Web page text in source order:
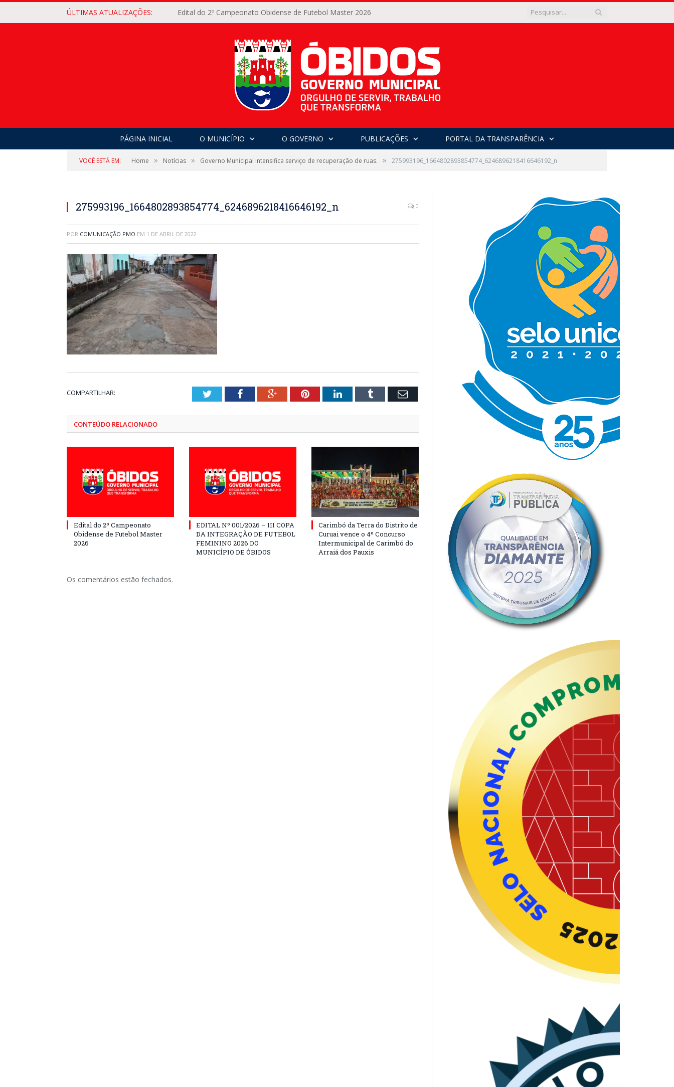
ÚLTIMAS ATUALIZAÇÕES: Edital do 2º Campeonato Obidense de Futebol Master 2026
PÁGINA INICIAL O MUNICÍPIO O GOVERNO PUBLICAÇÕES PORTAL DA TRANSPARÊNCIA
VOCÊ ESTÁ EM: Home » Notícias » Governo Municipal intensifica serviço de recuperação de ruas. » 275993196_1664802893854774_6246896218416646192_n
275993196_1664802893854774_6246896218416646192_n 0
POR COMUNICAÇÃO PMO EM 1 DE ABRIL DE 2022
COMPARTILHAR: TwitterFacebookGoogle+PinterestLinkedInTumblr Email
CONTEÚDO RELACIONADO
Edital do 2º Campeonato
Obidense de Futebol Master
2026
EDITAL Nº 001/2026 – III COPA
DA INTEGRAÇÃO DE FUTEBOL
FEMININO 2026 DO
MUNICÍPIO DE ÓBIDOS
Carimbó da Terra do Distrito de
Curuai vence o 4º Concurso
Intermunicipal de Carimbó do
Arraiá dos Pauxis
Os comentários estão fechados.